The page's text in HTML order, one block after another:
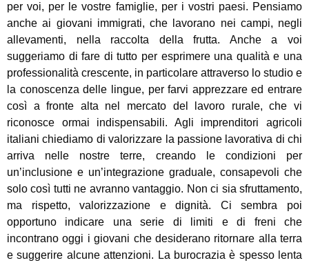
per voi, per le vostre famiglie, per i vostri paesi. Pensiamo
anche ai giovani immigrati, che lavorano nei campi, negli
allevamenti, nella raccolta della frutta. Anche a voi
suggeriamo di fare di tutto per esprimere una qualità e una
professionalità crescente, in particolare attraverso lo studio e
la conoscenza delle lingue, per farvi apprezzare ed entrare
così a fronte alta nel mercato del lavoro rurale, che vi
riconosce ormai indispensabili. Agli imprenditori agricoli
italiani chiediamo di valorizzare la passione lavorativa di chi
arriva nelle nostre terre, creando le condizioni per
un’inclusione e un’integrazione graduale, consapevoli che
solo così tutti ne avranno vantaggio. Non ci sia sfruttamento,
ma rispetto, valorizzazione e dignità. Ci sembra poi
opportuno indicare una serie di limiti e di freni che
incontrano oggi i giovani che desiderano ritornare alla terra
e suggerire alcune attenzioni. La burocrazia è spesso lenta